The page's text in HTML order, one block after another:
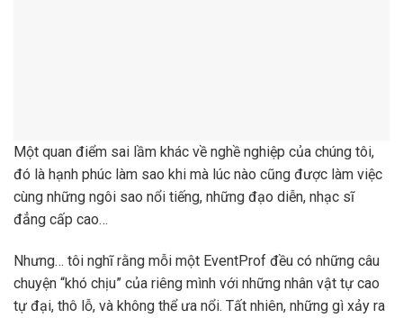
Một quan điểm sai lầm khác về nghề nghiệp của chúng tôi,
đó là hạnh phúc làm sao khi mà lúc nào cũng được làm việc
cùng những ngôi sao nổi tiếng, những đạo diễn, nhạc sĩ
đẳng cấp cao…
Nhưng… tôi nghĩ rằng mỗi một EventProf đều có những câu
chuyện “khó chịu” của riêng mình với những nhân vật tự cao
tự đại, thô lỗ, và không thể ưa nổi. Tất nhiên, những gì xảy ra